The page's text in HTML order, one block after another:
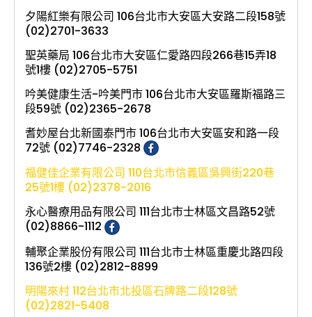
夕陽紅樂有限公司 106台北市大安區大安路二段158號
(02)2701-3633
聖英藥局 106台北市大安區仁愛路四段266巷15弄18
號1樓 (02)2705-5751
吟美健康生活-吟美門市 106台北市大安區羅斯福路三
段59號 (02)2365-2678
耆妙屋台北新國泰門市 106台北市大安區安和路一段
72號 (02)7746-2328
福健佳企業有限公司 110台北市信義區吳興街220巷
25號1樓 (02)2378-2016
永心醫療用品有限公司 111台北市士林區文昌路52號
(02)8866-1112
輔聚企業股份有限公司 111台北市士林區重慶北路四段
136號2樓 (02)2812-8899
明陽來村 112台北市北投區石牌路二段128號
(02)2821-5408